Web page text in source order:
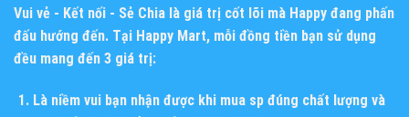
Vui vẻ - Kết nối - Sẻ Chia là giá trị cốt lõi mà Happy đang phấn
đấu hướng đến. Tại Happy Mart, mỗi đồng tiền bạn sử dụng
đều mang đến 3 giá trị:
Là niềm vui bạn nhận được khi mua sp đúng chất lượng và